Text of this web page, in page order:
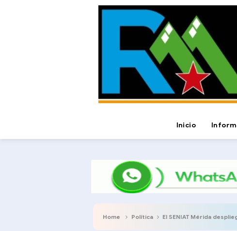
Inicio
Home Política El SENIAT Mérida